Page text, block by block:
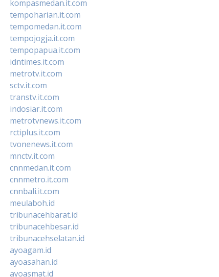
kompasmedan.it.com
tempoharian.it.com
tempomedan.it.com
tempojogja.it.com
tempopapua.it.com
idntimes.it.com
metrotv.it.com
sctv.it.com
transtv.it.com
indosiar.it.com
metrotvnews.it.com
rctiplus.it.com
tvonenews.it.com
mnctv.it.com
cnnmedan.it.com
cnnmetro.it.com
cnnbali.it.com
meulaboh.id
tribunacehbarat.id
tribunacehbesar.id
tribunacehselatan.id
ayoagam.id
ayoasahan.id
ayoasmat.id